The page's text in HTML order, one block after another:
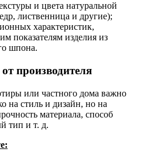
и цвета натуральной
лиственница и другие);
характеристик,
показателям изделия из
шпона.
производителя
или частного дома важно
на стиль и дизайн, но на
материала, способ
тип и т. д.